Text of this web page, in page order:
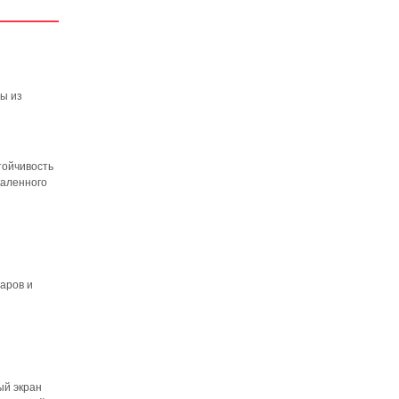
из
и
экран